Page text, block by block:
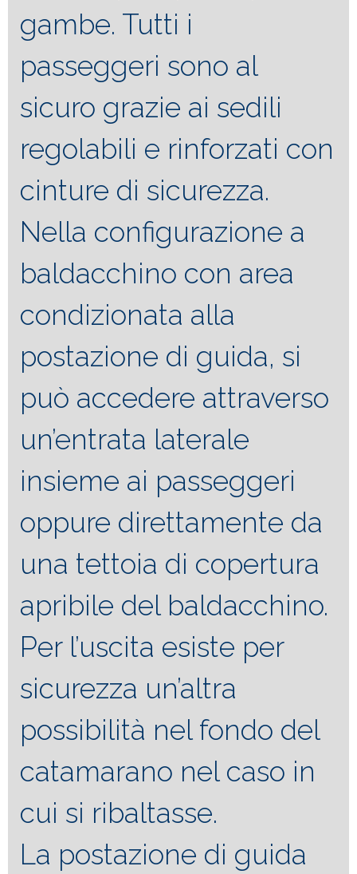
gambe. Tutti i
passeggeri sono al
sicuro grazie ai sedili
regolabili e rinforzati con
cinture di sicurezza.
Nella configurazione a
baldacchino con area
condizionata alla
postazione di guida, si
può accedere attraverso
un’entrata laterale
insieme ai passeggeri
oppure direttamente da
una tettoia di copertura
apribile del baldacchino.
Per l’uscita esiste per
sicurezza un’altra
possibilità nel fondo del
catamarano nel caso in
cui si ribaltasse.
La postazione di guida